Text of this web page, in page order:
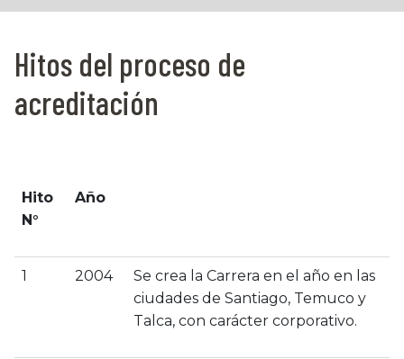
Hitos del proceso de
acreditación
Hito
N°
Año
1 2004
Se crea la Carrera en el año en las
ciudades de Santiago, Temuco y
Talca, con carácter corporativo.